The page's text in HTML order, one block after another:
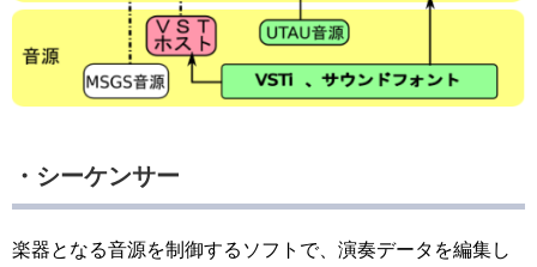
・シーケンサー
楽器となる音源を制御するソフトで、演奏データを編集し